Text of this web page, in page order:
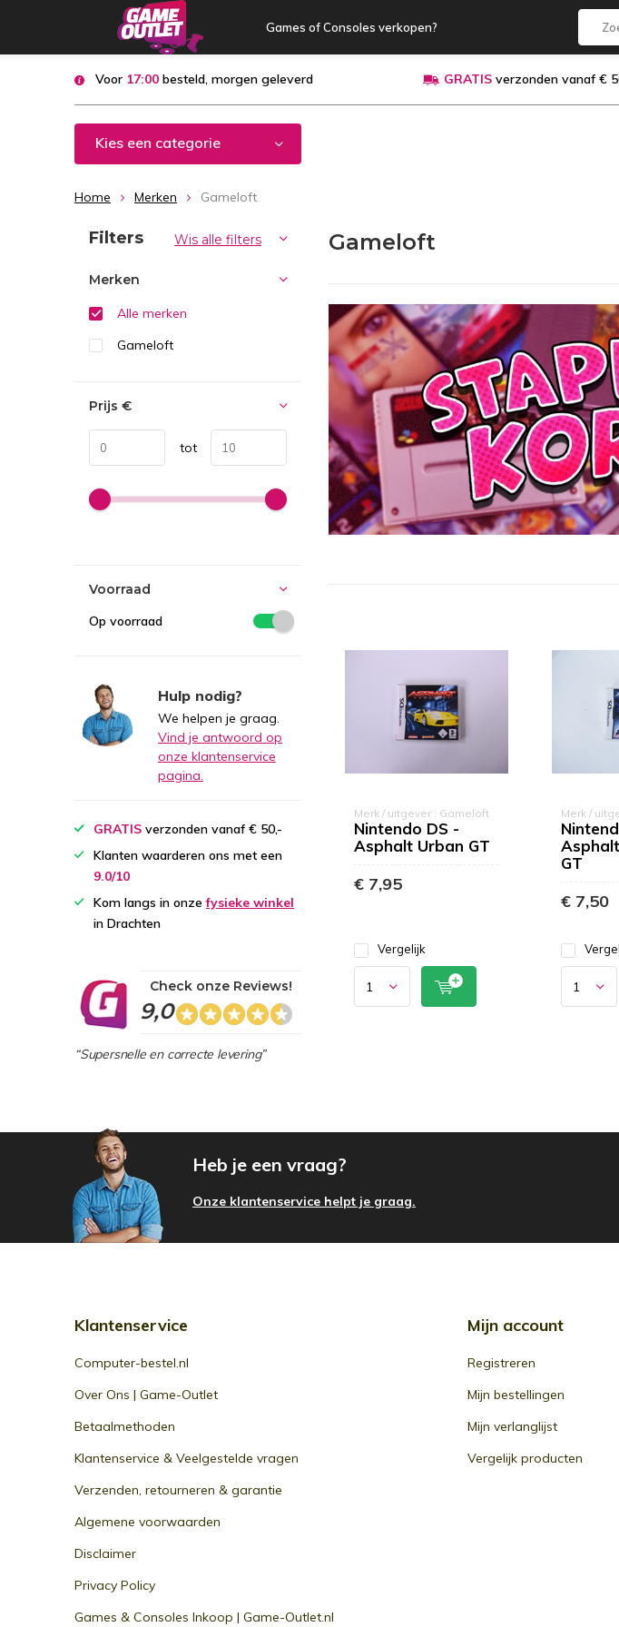
Games of Consoles verkopen?
Voor 17:00 besteld, morgen geleverd GRATISverzonden vanaf €
Kies een categorie
Home Merken Gameloft
Gameloft
Merk / uitgever : Gameloft
Nintendo DS -
Asphalt Urban GT
€ 7,95
Vergelijk
Merk /
GT
€ 7,50
Sorteren op:
Filters Wis alle filters
Merken
Alle merken
Gameloft
Prijs €
tot
Voorraad
Op voorraad
Hulp nodig?
We helpen je graag.
Vind je antwoord op
onze klantenservice
pagina.
GRATIS verzonden vanaf € 50,-
Klanten waarderen ons met een
9.0/10
Kom langs in onzefysieke winkel
in Drachten
9,0
Check onze Reviews!
“Supersnelle en correcte levering”
Heb je een vraag?
Onze klantenservice helpt je graag.
Klantenservice
Computer-bestel.nl
Over Ons | Game-Outlet
Betaalmethoden
Klantenservice & Veelgestelde vragen
Verzenden, retourneren & garantie
Algemene voorwaarden
Disclaimer
Privacy Policy
Games & Consoles Inkoop | Game-Outlet.nl
Mijn account
Registreren
Mijn bestellingen
Mijn verlanglijst
Vergelijk producten